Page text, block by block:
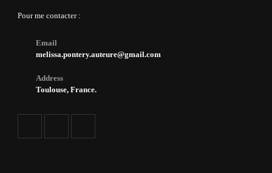
Pour me contacter :
Email
melissa.pontery.auteure@gmail.com
Address
Toulouse, France.